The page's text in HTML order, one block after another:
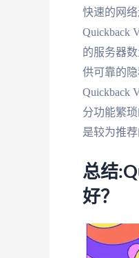
快速的网
Quickback
的服务器
供可靠的
Quickback
分功能繁
是较为推
总结
好？